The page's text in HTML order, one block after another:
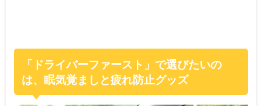
「ドライバーファースト」で選びたいの
は、眠気覚ましと疲れ防止グッズ